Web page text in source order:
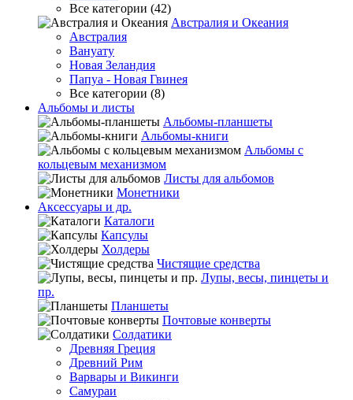
Все категории (42)
Австралия и Океания
Австралия
Вануату
Новая Зеландия
Папуа - Новая Гвинея
Все категории (8)
Альбомы и листы
Альбомы-планшеты
Альбомы-книги
Альбомы с
кольцевым механизмом
Листы для альбомов
Монетники
Аксессуары и др.
Каталоги
Капсулы
Холдеры
Чистящие средства
Лупы, весы, пинцеты и
пр.
Планшеты
Почтовые конверты
Солдатики
Древняя Греция
Древний Рим
Варвары и Викинги
Самураи